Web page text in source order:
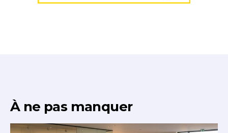
À ne pas manquer